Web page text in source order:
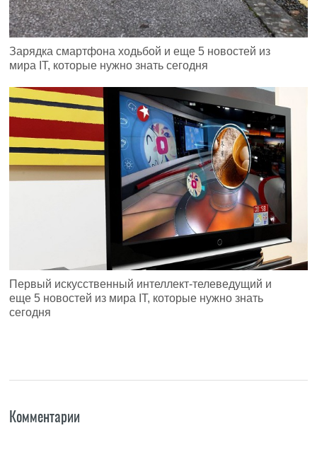
Зарядка смартфона ходьбой и еще 5 новостей из
мира IT, которые нужно знать сегодня
Первый искусственный интеллект-телеведущий и
еще 5 новостей из мира IT, которые нужно знать
сегодня
Комментарии